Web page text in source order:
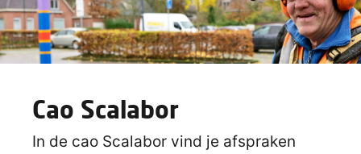
Cao Scalabor
In de cao Scalabor vind je afspraken